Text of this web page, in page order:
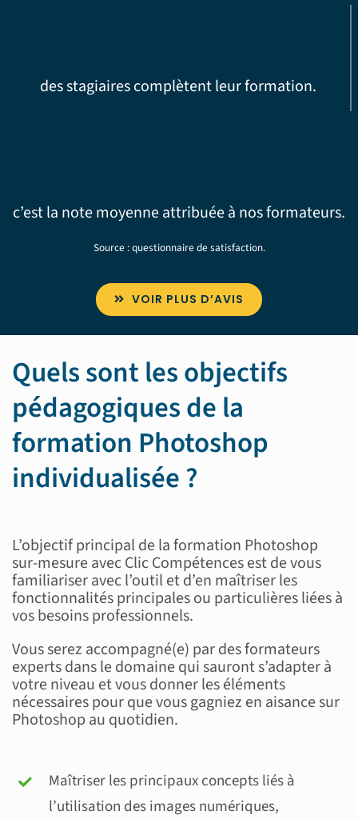
des stagiaires complètent leur formation.
c’est la note moyenne attribuée à nos formateurs.
Source : questionnaire de satisfaction.
VOIR PLUS D’AVIS
Quels sont les objectifs
pédagogiques de la
formation Photoshop
individualisée ?
L’objectif principal de la formation Photoshop
sur-mesure avec Clic Compétences est de vous
familiariser avec l’outil et d’en maîtriser les
fonctionnalités principales ou particulières liées à
vos besoins professionnels.
Vous serez accompagné(e) par des formateurs
experts dans le domaine qui sauront s’adapter à
votre niveau et vous donner les éléments
nécessaires pour que vous gagniez en aisance sur
Photoshop au quotidien.
Maîtriser les principaux concepts liés à
l’utilisation des images numériques,